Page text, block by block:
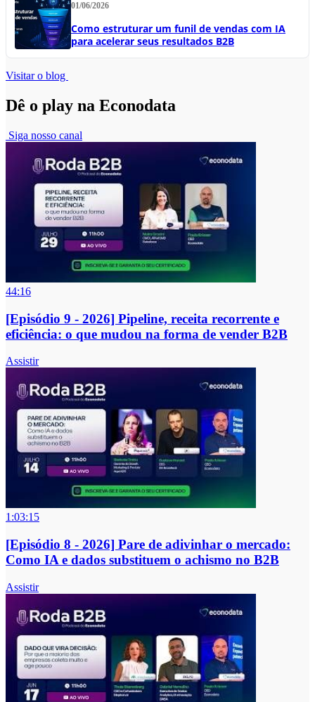
01/06/2026
Como estruturar um funil de vendas com IA
para acelerar seus resultados B2B
Visitar o blog
Dê o play na Econodata
Siga nosso canal
44:16
[Episódio 9 - 2026] Pipeline, receita recorrente e
eficiência: o que mudou na forma de vender B2B
Assistir
1:03:15
[Episódio 8 - 2026] Pare de adivinhar o mercado:
Como IA e dados substituem o achismo no B2B
Assistir